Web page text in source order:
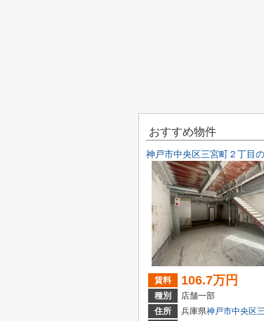
おすすめ物件
賃料 106.7万円
種別
店舗一部
住所
兵庫県神戸市中央区